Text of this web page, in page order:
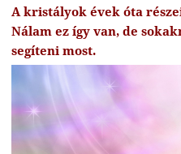
A kristályok évek óta
Nálam ez így van, de
segíteni most.